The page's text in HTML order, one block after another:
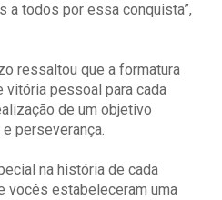
a todos por essa conquista”,
ressaltou que a formatura
vitória pessoal para cada
de um objetivo
perseverança.
na história de cada
vocês estabeleceram uma